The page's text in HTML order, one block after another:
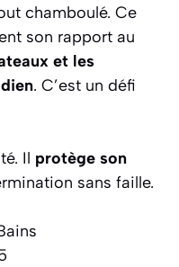
chamboulé. Ce
son rapport au
et les
. C’est un défi
Il protège son
sans faille.